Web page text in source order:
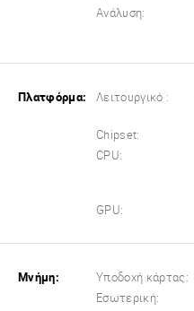
Ανάλυση:
Πλατφόρμα: Λειτουργικό :
Chipset:
CPU:
GPU:
Μνήμη: Υποδοχή κάρτας:
Εσωτερική: